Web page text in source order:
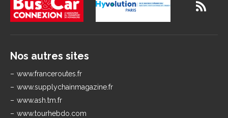
Nos autres sites
www.franceroutes.fr
www.supplychainmagazine.fr
www.ash.tm.fr
www.tourhebdo.com